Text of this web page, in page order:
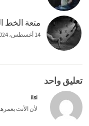
متعة الخط
14 أغسطس، 2024
تعليق واحد
ilsi
‫لأن الأنت